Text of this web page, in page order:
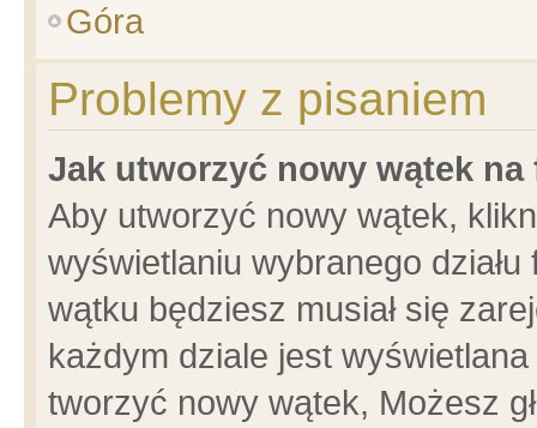
Góra
Problemy z pisaniem
Jak utworzyć nowy wątek na
Aby utworzyć nowy wątek,
wyświetlaniu wybranego
wątku będziesz musiał się
każdym dziale jest
tworzyć nowy wątek, Możesz